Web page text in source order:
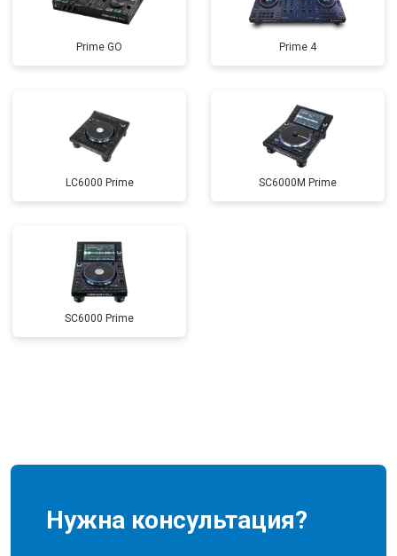
Prime GO Prime 4
LC6000 Prime SC6000M Prime
SC6000 Prime
Нужна консультация?